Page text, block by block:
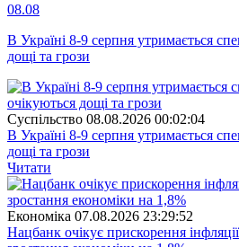
08.08
В Україні 8-9 серпня утримається
дощі та грози
Суспiльство 08.08.2026 00:02:04
В Україні 8-9 серпня утримається
дощі та грози
Читати
Економіка 07.08.2026 23:29:52
Нацбанк очікує прискорення